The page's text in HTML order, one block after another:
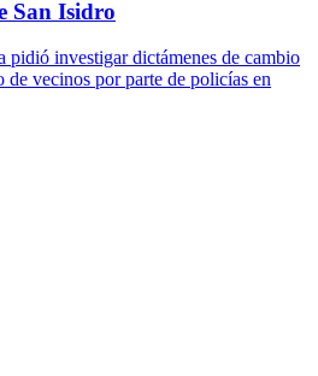
San Isidro
pidió investigar dictámenes de cambio
de vecinos por parte de policías en